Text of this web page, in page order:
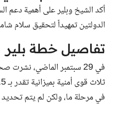
أكد الشيخ وبلير على أهمية دعم
الدولتين تمهيداً لتحقيق سلام
تفاصيل خطة بلير
في 29 سبتمبر الماضي،
في مرحلة ما، ولكن لم يتم